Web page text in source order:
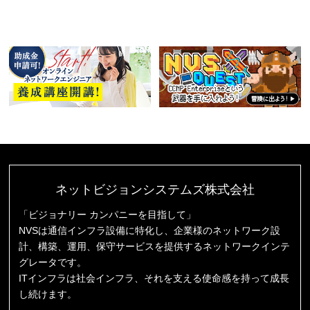
ネットビジョンシステムズ株式会社
「ビジョナリー カンパニーを目指して」
NVSは通信インフラ設備に特化し、企業様のネットワーク設
計、構築、運用、保守サービスを提供するネットワークインテ
グレータです。
ITインフラは社会インフラ、それを支える使命感を持って成長
し続けます。